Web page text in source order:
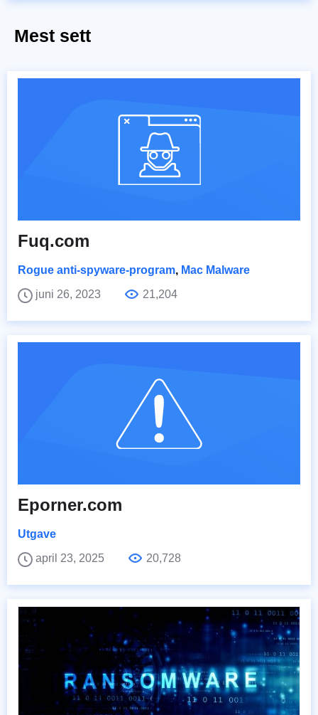
Mest sett
Fuq.com
Rogue anti-spyware-program, Mac Malware
juni 26, 2023
21,204
Eporner.com
Utgave
april 23, 2025
20,728